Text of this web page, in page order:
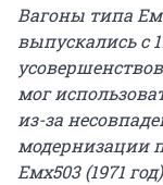
Вагоны типа
выпускались с
мог
из-за
модернизации
Емх503 (1971